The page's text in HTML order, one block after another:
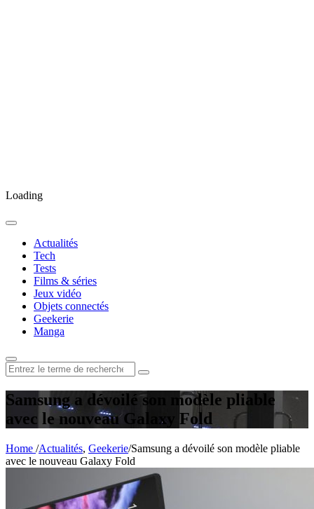
Loading
Actualités
Tech
Tests
Films & séries
Jeux vidéo
Objets connectés
Geekerie
Manga
Rechercher
:
Samsung a dévoilé son modèle pliable
avec le nouveau Galaxy Fold
Home /Actualités, Geekerie/Samsung a dévoilé son modèle pliable
avec le nouveau Galaxy Fold